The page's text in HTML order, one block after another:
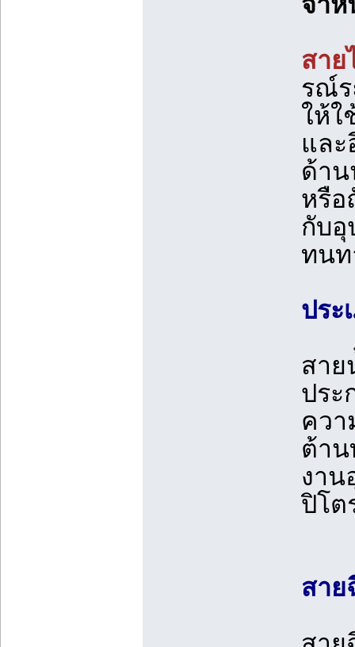
สาย
รณ์ร
ให้ใ
และ
ด้าน
หรือ
กับ
ทนท
ประ
สาย
ประ
คว
ต้าน
งาน
ปิโต
สา